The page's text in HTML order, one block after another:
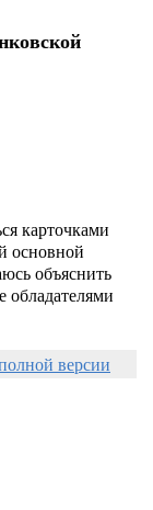
карточками
основной
объяснить
обладателями
версии